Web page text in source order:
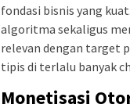
fondasi bisnis yang
algoritma sekaligus
relevan dengan target
tipis di terlalu banyak
Monetisasi